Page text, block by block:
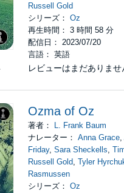
Russell Gold
シリーズ：Oz
再生時間： 3 時間 58 分
配信日： 2023/07/20
言語： 英語
レビューはまだありませ
Ozma of Oz
著者：
L. Frank Baum
ナレーター：Anna Grace,
Friday,Sara Sheckells,
Russell Gold,Tyler
Rasmussen
シリーズ：Oz